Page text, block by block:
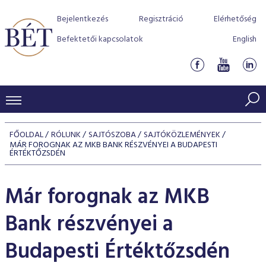
Bejelentkezés Regisztráció
Elérhetőség
Befektetői kapcsolatok
English
KERESKEDÉSI ADATOK
INDEXEK
Kötvényindexek
Jelzáloglevél indexek
Vállalati kötvény indexek
Kedvenc instrumentumok
Azonnali Piac
Részvények
Származékos piac
BEFEKTETŐK
Indexek
Részvény szekció
Hitelpapír szekció
Szabályozás
BÉT szabályzatok
Befektetővédelem
Alkalmazott díjstruktúra
Elszámolás
KIBOCSÁTÓK
Részvény és vállalati kötvény tőzsdei bevezetését
program
BÉT Xtend - Részvénypiac egyszerűen
TŐZSDETAGOK
Tőzsdetagok, üzletkötők
VENDOROK
FŐOLDAL RÓLUNK SAJTÓSZOBA SAJTÓKÖZLEMÉNYEK
MÁR FOROGNAK AZ MKB BANK RÉSZVÉNYEI A BUDAPESTI
ÉRTÉKTŐZSDÉN
Már forognak az MKB
Bank részvényei a
Budapesti Értéktőzsdén